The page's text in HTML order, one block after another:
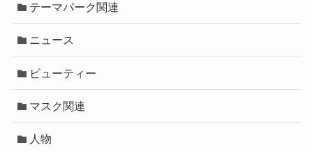
テーマパーク関連
ニュース
ビューティー
マスク関連
人物